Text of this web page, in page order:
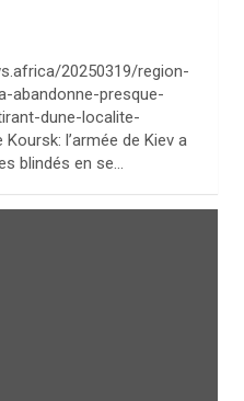
20250319/region-
abandonne-presque-
dune-localite-
l’armée de Kiev a
blindés en se…